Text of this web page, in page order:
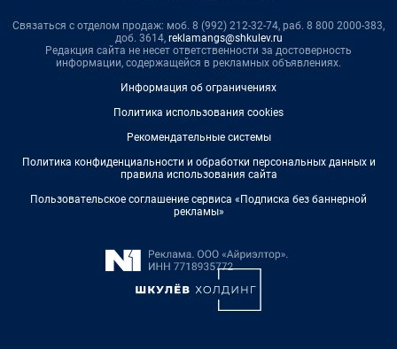
Связаться с отделом продаж: моб. 8 (992) 212-32-74, раб. 8 800 2000-383,
доб. 3614, reklamangs@shkulev.ru
Редакция сайта не несет ответственности за достоверность
информации, содержащейся в рекламных объявлениях.
Информация об ограничениях
Политика использования cookies
Рекомендательные системы
Политика конфиденциальности и обработки персональных данных и
правила использования сайта
Пользовательское соглашение сервиса «Подписка без баннерной
рекламы»